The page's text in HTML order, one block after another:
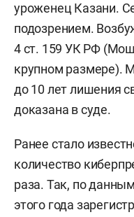
уроженец Казани.
подозрением.
4 ст. 159 УК РФ
крупном размере).
до 10 лет лишения
доказана в суде.
Ранее стало
количество
раза. Так, по
этого года